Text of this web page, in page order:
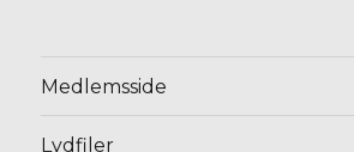
Medlemsside
Lydfiler